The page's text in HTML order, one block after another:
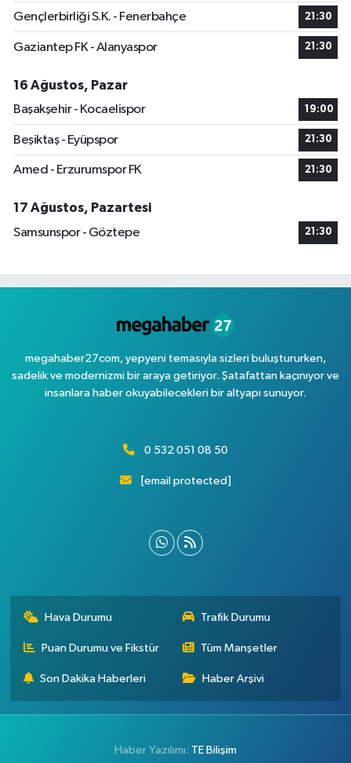
Gençlerbirliği S.K. - Fenerbahçe 21:30
Gaziantep FK - Alanyaspor 21:30
16 Ağustos, Pazar
Başakşehir - Kocaelispor
19:00
Beşiktaş - Eyüpspor 21:30
Amed - Erzurumspor FK 21:30
17 Ağustos, Pazartesi
Samsunspor - Göztepe
21:30
megahaber27com, yepyeni temasıyla sizleri buluştururken,
sadelik ve modernizmi bir araya getiriyor. Şatafattan kaçınıyor ve
insanlara haber okuyabilecekleri bir altyapı sunuyor.
0 532 051 08 50
[email protected]
Hava Durumu Trafik Durumu
Puan Durumu ve Fikstür Tüm Manşetler
Son Dakika Haberleri Haber Arşivi
Haber Yazılımı: TE Bilişim